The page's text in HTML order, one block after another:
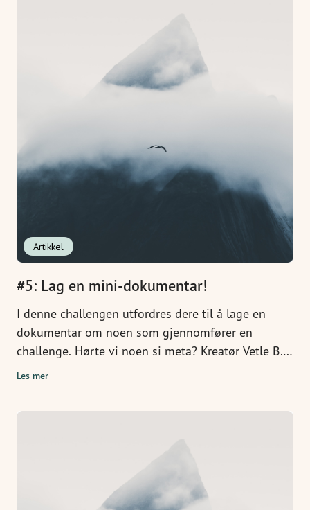
Artikkel
#5: Lag en mini-dokumentar!
I denne challengen utfordres dere til å lage en
dokumentar om noen som gjennomfører en
challenge. Hørte vi noen si meta? Kreatør Vetle B.
Opedal viser dere hvordan.
Les mer